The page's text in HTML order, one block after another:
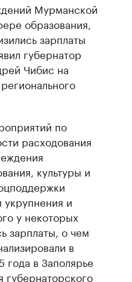
Мурманской
образования,
зарплаты
губернатор
Чибис на
по
расходования
культуры и
и
у некоторых
зарплаты, о чем
в
года в Заполярье
губернаторского